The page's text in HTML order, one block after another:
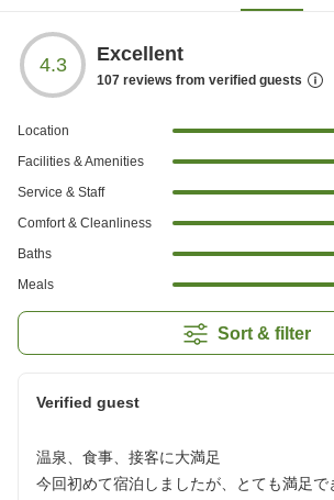
4.3 Excellent
107 reviews from verified guests
Location
Facilities & Amenities
Service & Staff
Comfort & Cleanliness
Baths
Meals
Sort & filter
Verified guest
温泉、食事、接客に大満足
今回初めて宿泊しましたが、とても満足で